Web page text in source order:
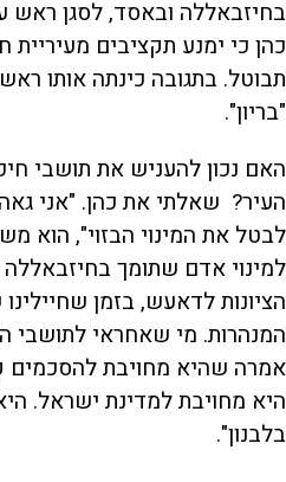
בחיזבאללה ובאסד, לסגן ראש
כהן כי ימנע תקציבים
תבוטל. בתגובה כינתה אותו
"בריון".
האם נכון להעניש את תושבי
העיר? שאלתי את כהן. "אני
לבטל את המינוי הבזוי", הוא
למינוי אדם שתומך
הציונות לדאעש, בזמן
המנהרות. מי שאחראי לתושבי
אמרה שהיא מחויבת להסכמים
היא מחויבת למדינת ישראל.
בלבנון".